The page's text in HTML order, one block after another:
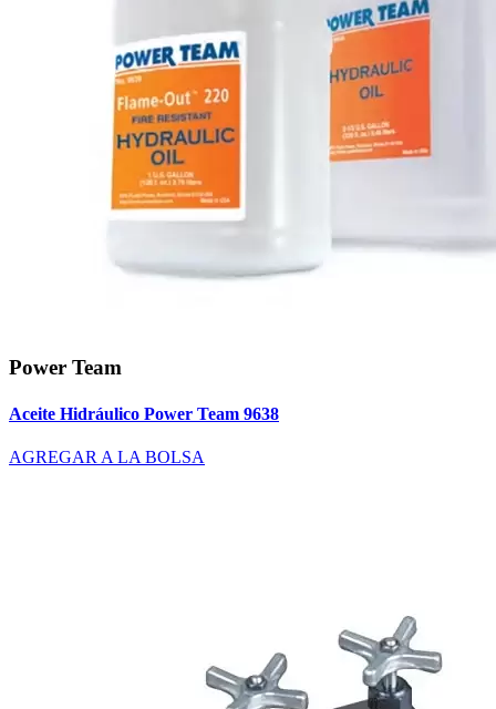
Power Team
Aceite Hidráulico Power Team 9638
AGREGAR A LA BOLSA